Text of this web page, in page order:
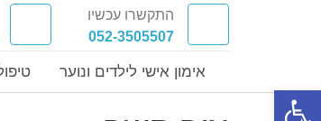
התקשרו עכשיו
052-3505507
אימון אישי לילדים ונוער
פתח סרגל נגישות